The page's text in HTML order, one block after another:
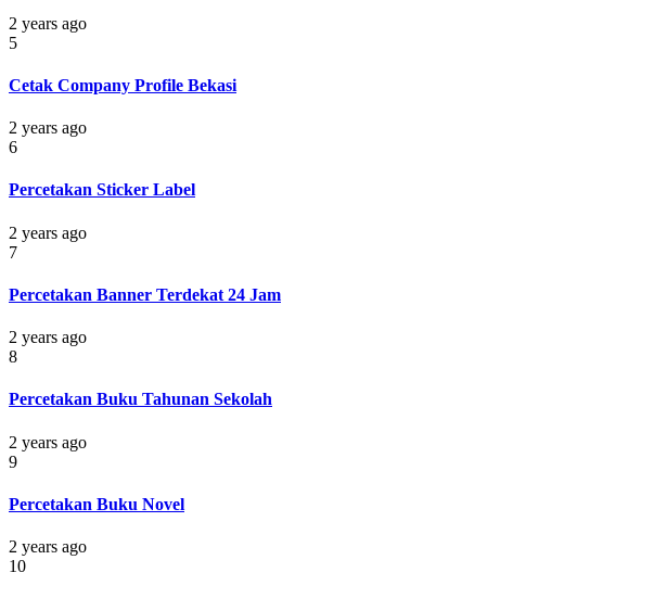
2 years ago
5
Cetak Company Profile Bekasi
2 years ago
6
Percetakan Sticker Label
2 years ago
7
Percetakan Banner Terdekat 24 Jam
2 years ago
8
Percetakan Buku Tahunan Sekolah
2 years ago
9
Percetakan Buku Novel
2 years ago
10